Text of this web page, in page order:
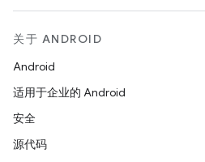
关于 ANDROID
Android
适用于企业的 Android
安全
源代码